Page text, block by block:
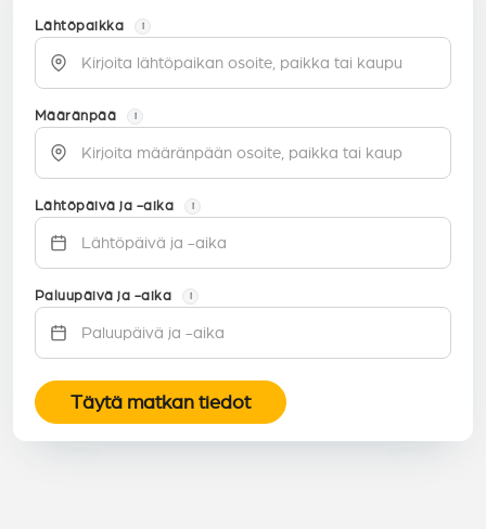
Lähtöpaikka i
Määränpää i
Lähtöpäivä ja -aika i
Paluupäivä ja -aika i
Täytä matkan tiedot